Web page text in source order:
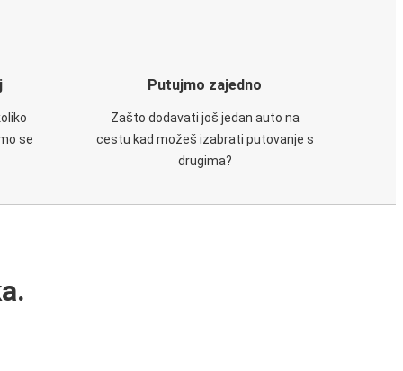
se
Putujmo zajedno
Zašto dodavati još jedan auto na
cestu kad možeš izabrati putovanje s
drugima?